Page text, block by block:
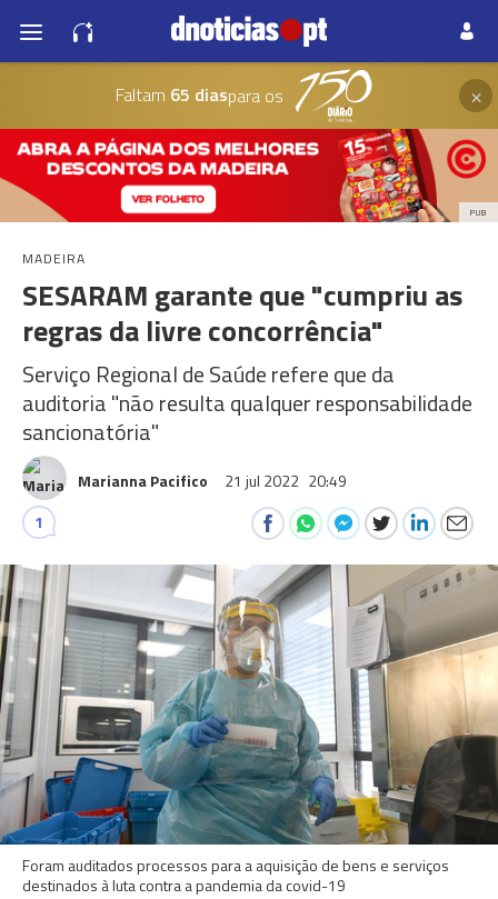
Faltam 65 diaspara os ×
PUB
MADEIRA
SESARAM garante que "cumpriu as
regras da livre concorrência"
Serviço Regional de Saúde refere que da
auditoria "não resulta qualquer responsabilidade
sancionatória"
Marianna Pacifico 21 jul 2022 20:49
1
Foram auditados processos para a aquisição de bens e serviços
destinados à luta contra a pandemia da covid-19